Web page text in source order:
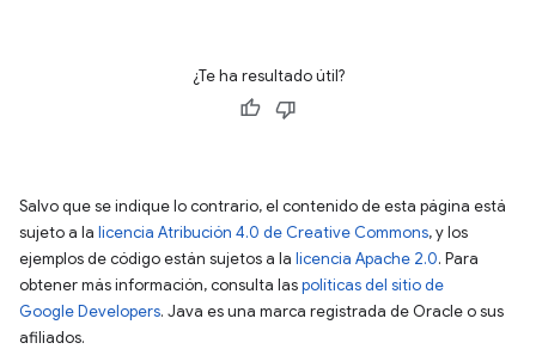
¿Te ha resultado útil?
Salvo que se indique lo contrario, el contenido de esta página está
sujeto a la licencia Atribución 4.0 de Creative Commons, y los
ejemplos de código están sujetos a la licencia Apache 2.0. Para
obtener más información, consulta laspolíticas del sitio de
Google Developers. Java es una marca registrada de Oracle o sus
afiliados.